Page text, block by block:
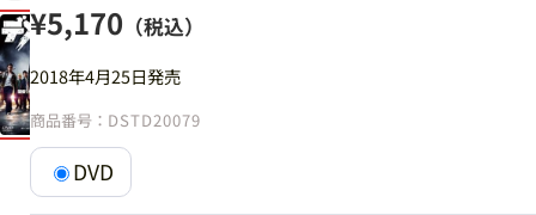
¥5,170 （税込）
2018年4月25日発売
商品番号： DSTD20079
DVD